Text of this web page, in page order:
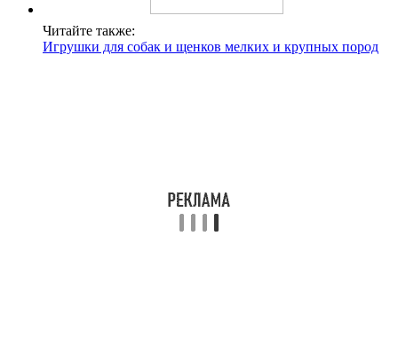
Читайте также:
Игрушки для собак и щенков мелких и крупных пород